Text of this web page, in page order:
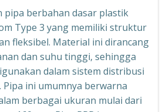
pipa berbahan dasar plastik
Type 3 yang memiliki struktur
fleksibel. Material ini dirancang
dan suhu tinggi, sehingga
dalam sistem distribusi
ini umumnya berwarna
berbagai ukuran mulai dari